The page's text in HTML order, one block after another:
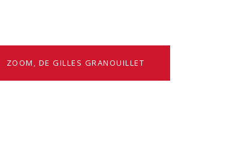
ZOOM, DE GILLES GRANOUILLET